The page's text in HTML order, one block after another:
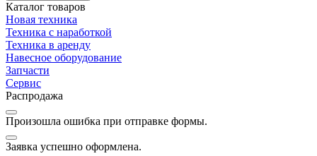
Каталог товаров
Новая техника
Техника с наработкой
Техника в аренду
Навесное оборудование
Запчасти
Сервис
Распродажа
Произошла ошибка при отправке формы.
Заявка успешно оформлена.